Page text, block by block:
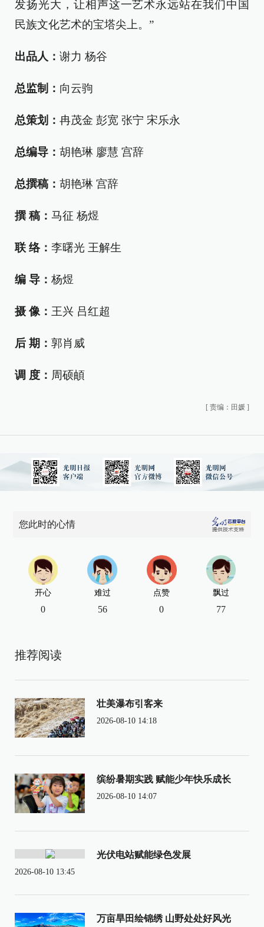
发扬光大，让相声这一艺术永远站在我们中国
民族文化艺术的宝塔尖上。”
出品人： 谢力 杨谷
总监制： 向云驹
总策划： 冉茂金 彭宽 张宁 宋乐永
总编导： 胡艳琳 廖慧 宫辞
总撰稿： 胡艳琳 宫辞
撰 稿： 马征 杨煜
联 络： 李曙光 王解生
编 导： 杨煜
摄 像： 王兴 吕红超
后 期： 郭肖威
调 度： 周硕頔
[ 责编：田媛 ]
您此时的心情
开心
0
难过
56
点赞
0
飘过
77
推荐阅读
壮美瀑布引客来
2026-08-10 14:18
缤纷暑期实践 赋能少年快乐成长
2026-08-10 14:07
光伏电站赋能绿色发展
2026-08-10 13:45
万亩旱田绘锦绣 山野处处好风光